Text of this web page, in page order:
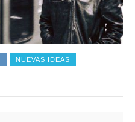
NUEVAS IDEAS